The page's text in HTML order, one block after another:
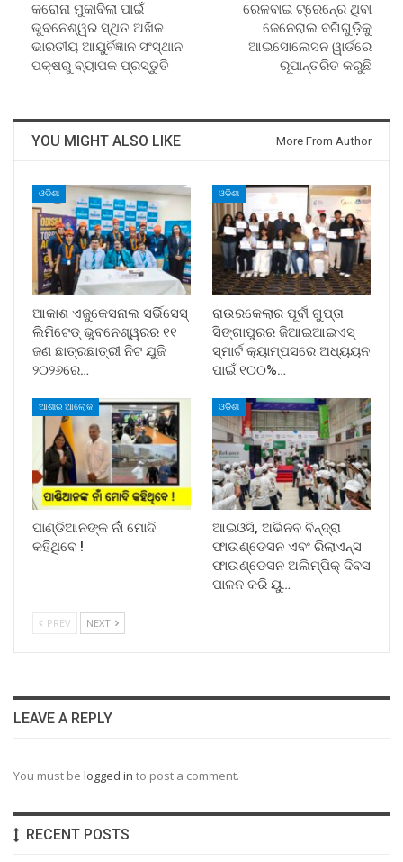
କରୋନା ମୁକାବିଲା ପାଇଁ
ଭୁବନେଶ୍ୱର ସ୍ଥିତ ଅଖିଳ
ଭାରତୀୟ ଆୟୁର୍ବିଜ୍ଞାନ ସଂସ୍ଥାନ
ପକ୍ଷରୁ ବ୍ୟାପକ ପ୍ରସ୍ତୁତି
ରେଳବାଇ ଟ୍ରେନ୍‍ରେ ଥିବା
ଜେନେରାଲ ବଗିଗୁଡ଼ିକୁ
ଆଇସୋଲେସନ ୱାର୍ଡରେ
ରୂପାନ୍ତରିତ କରୁଛି
YOU MIGHT ALSO LIKE More From Author
ଓଡିଶା
ଆକାଶ ଏଜୁକେସନାଲ ସର୍ଭିସେସ୍
ଲିମିଟେଡ୍ ଭୁବନେଶ୍ୱରର ୧୧
ଜଣ ଛାତ୍ରଛାତ୍ରୀ ନିଟ ଯୁଜି
୨୦୨୬ରେ…
ଓଡିଶା
ରାଉରକେଲାର ପୂର୍ବୀ ଗୁପ୍ତା
ସିଙ୍ଗାପୁରର ଜିଆଇଆଇଏସ୍
ସ୍ମାର୍ଟ କ୍ୟାମ୍ପସରେ ଅଧ୍ୟୟନ
ପାଇଁ ୧୦୦%…
ଆଶାର ଆଲୋକ
ପାଣ୍ଡିଆନଙ୍କ ନାଁ ମୋଦି
କହିଥିବେ !
ଓଡିଶା
ଆଇଓସି, ଅଭିନବ ବିନ୍ଦ୍ରା
ଫାଉଣ୍ଡେସନ ଏବଂ ରିଲାଏନ୍ସ
ଫାଉଣ୍ଡେସନ ଅଲିମ୍ପିକ୍ ଦିବସ
ପାଳନ କରି ୟୁ…
PREV NEXT
LEAVE A REPLY
You must be logged in to post a comment.
RECENT POSTS